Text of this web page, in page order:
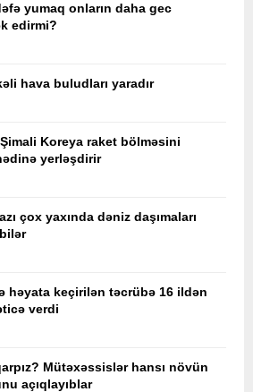
yumaq onların daha gec
edirmi?
hava buludları yaradır
Koreya raket bölməsini
yerləşdirir
çox yaxında dəniz daşımaları
həyata keçirilən təcrübə 16 ildən
verdi
Mütəxəssislər hansı növün
açıqlayıblar